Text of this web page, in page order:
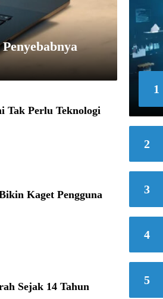
Tak Perlu Teknologi
Kaget Pengguna
Sejak 14 Tahun
1
2
3
4
5